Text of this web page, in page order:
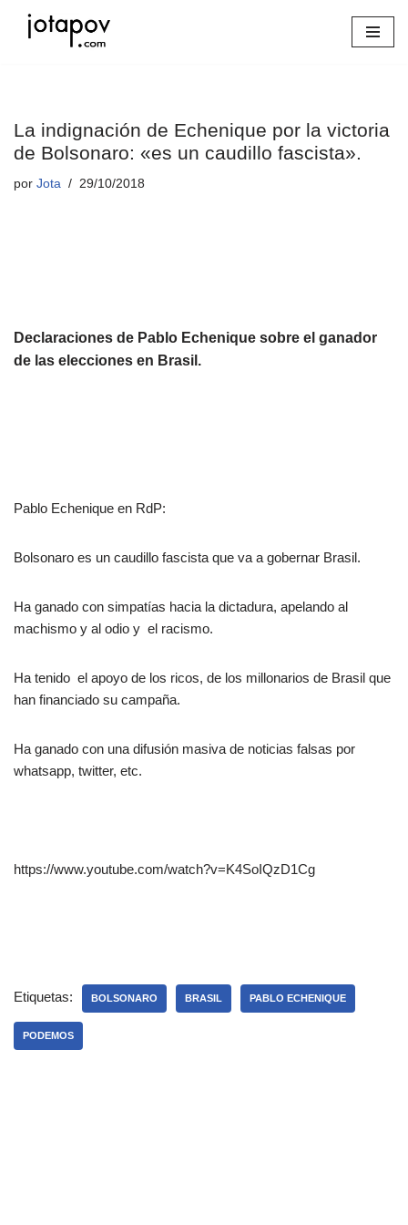
La indignación de Echenique por la victoria
de Bolsonaro: «es un caudillo fascista».
por Jota 29/10/2018
Declaraciones de Pablo Echenique sobre el ganador
de las elecciones en Brasil.
Pablo Echenique en RdP:
Bolsonaro es un caudillo fascista que va a gobernar Brasil.
Ha ganado con simpatías hacia la dictadura, apelando al
machismo y al odio y el racismo.
Ha tenido el apoyo de los ricos, de los millonarios de Brasil que
han financiado su campaña.
Ha ganado con una difusión masiva de noticias falsas por
whatsapp, twitter, etc.
https://www.youtube.com/watch?v=K4SoIQzD1Cg
Etiquetas: BOLSONARO BRASIL PABLO ECHENIQUE
PODEMOS